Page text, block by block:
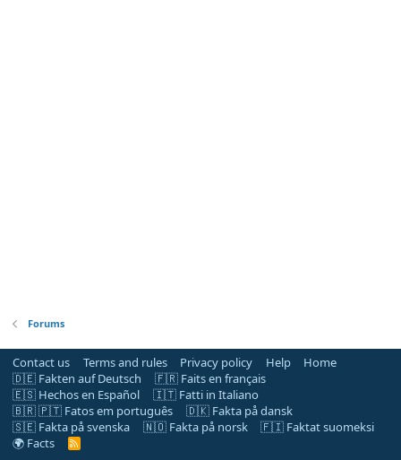
Forums
Contact us Terms and rules Privacy policy Help
Home
🇩🇪 Fakten auf Deutsch
🇫🇷 Faits en français
🇪🇸 Hechos en Español
🇮🇹 Fatti in Italiano
🇧🇷 🇵🇹 Fatos em português
🇩🇰 Fakta på dansk
🇸🇪 Fakta på svenska
🇳🇴 Fakta på norsk
🇫🇮 Faktat suomeksi
🌍 Facts
R